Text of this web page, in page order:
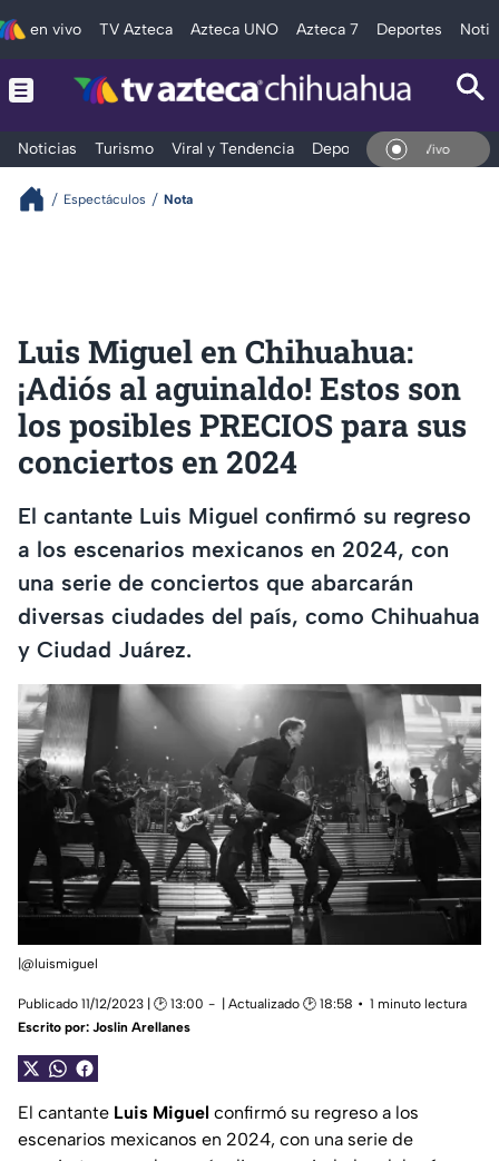
en vivo TV Azteca Azteca UNO Azteca 7 Deportes
Noticias Turismo Viral y Tendencia Deportes Espectáculos
En Vivo
Espectáculos Nota
Luis Miguel en Chihuahua:
¡Adiós al aguinaldo! Estos son
los posibles PRECIOS para sus
conciertos en 2024
El cantante Luis Miguel confirmó su regreso
a los escenarios mexicanos en 2024, con
una serie de conciertos que abarcarán
diversas ciudades del país, como Chihuahua
y Ciudad Juárez.
|@luismiguel
Publicado 11/12/2023 | 🕑 13:00 | Actualizado 🕑 18:58
1 minuto lectura
Escrito por: Joslin Arellanes
El cantante Luis Miguel confirmó su regreso a los
escenarios mexicanos en 2024, con una serie de